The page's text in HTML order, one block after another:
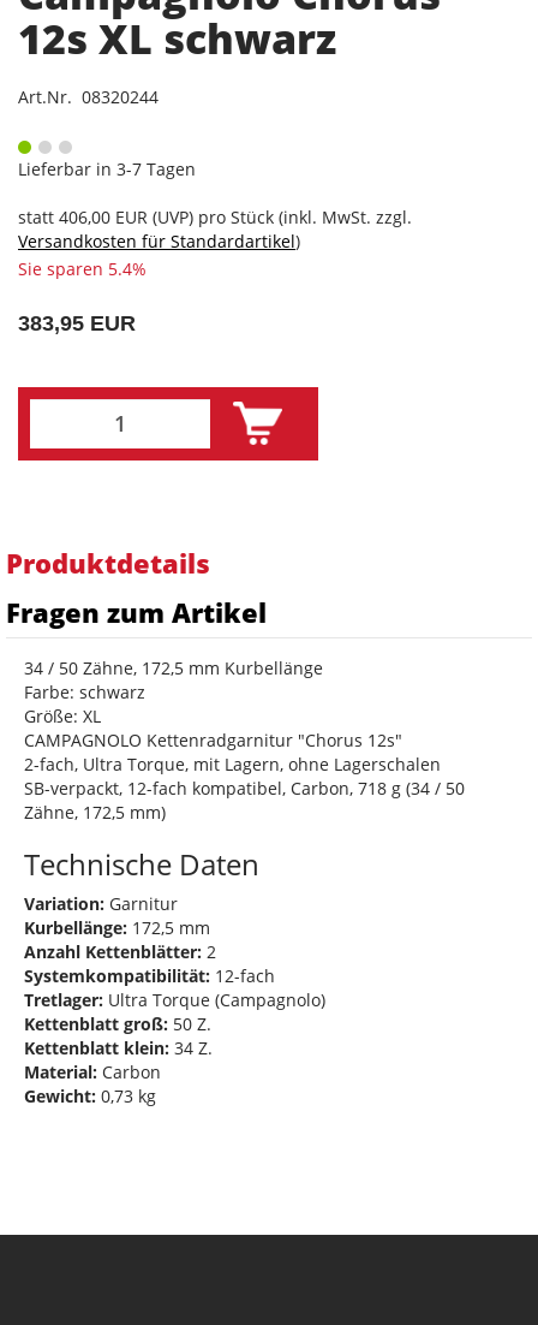
12s XL schwarz
Art.Nr. 08320244
Lieferbar in 3-7 Tagen
statt 406,00 EUR (UVP) pro Stück (inkl. MwSt. zzgl.
Versandkosten für Standardartikel)
Sie sparen 5.4%
383,95 EUR
Produktdetails
Fragen zum Artikel
34 / 50 Zähne, 172,5 mm Kurbellänge
Farbe: schwarz
Größe: XL
CAMPAGNOLO Kettenradgarnitur "Chorus 12s"
2-fach, Ultra Torque, mit Lagern, ohne Lagerschalen
SB-verpackt, 12-fach kompatibel, Carbon, 718 g (34 / 50
Zähne, 172,5 mm)
Technische Daten
Variation: Garnitur
Kurbellänge: 172,5 mm
Anzahl Kettenblätter: 2
Systemkompatibilität: 12-fach
Tretlager: Ultra Torque (Campagnolo)
Kettenblatt groß: 50 Z.
Kettenblatt klein: 34 Z.
Material: Carbon
Gewicht: 0,73 kg